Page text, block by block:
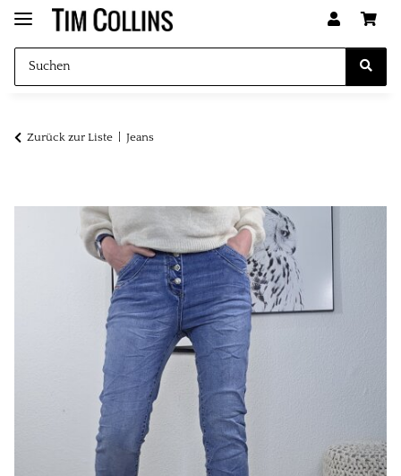
Zurück zur Liste Jeans